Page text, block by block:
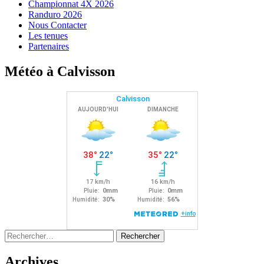
Championnat 4X 2026
Randuro 2026
Nous Contacter
Les tenues
Partenaires
Météo à Calvisson
Rechercher :